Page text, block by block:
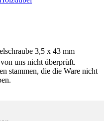
3,5 x 43 mm
uns nicht überprüft.
stammen, die die Ware nicht